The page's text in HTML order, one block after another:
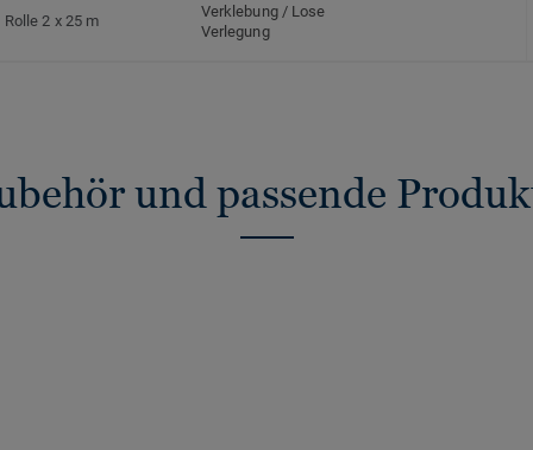
Rolle 2 x 25 m
Verklebung / Lose
Verlegung
und passende